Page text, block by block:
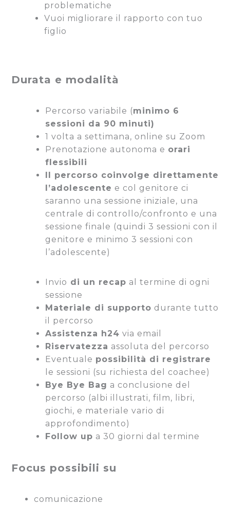
problematiche
Vuoi migliorare il rapporto con tuo
figlio
Durata e modalità
Percorso variabile (minimo 6
sessioni da 90 minuti)
1 volta a settimana, online su Zoom
Prenotazione autonoma e orari
flessibili
Il percorso coinvolge direttamente
l’adolescente e col genitore ci
saranno una sessione iniziale, una
centrale di controllo/confronto e una
sessione finale (quindi 3 sessioni con il
genitore e minimo 3 sessioni con
l’adolescente)
Invio di un recap al termine di ogni
sessione
Materiale di supporto durante tutto
il percorso
Assistenza h24 via email
Riservatezza assoluta del percorso
Eventuale possibilità di registrare
le sessioni (su richiesta del coachee)
Bye Bye Bag a conclusione del
percorso (albi illustrati, film, libri,
giochi, e materiale vario di
approfondimento)
Follow up a 30 giorni dal termine
Focus possibili su
comunicazione